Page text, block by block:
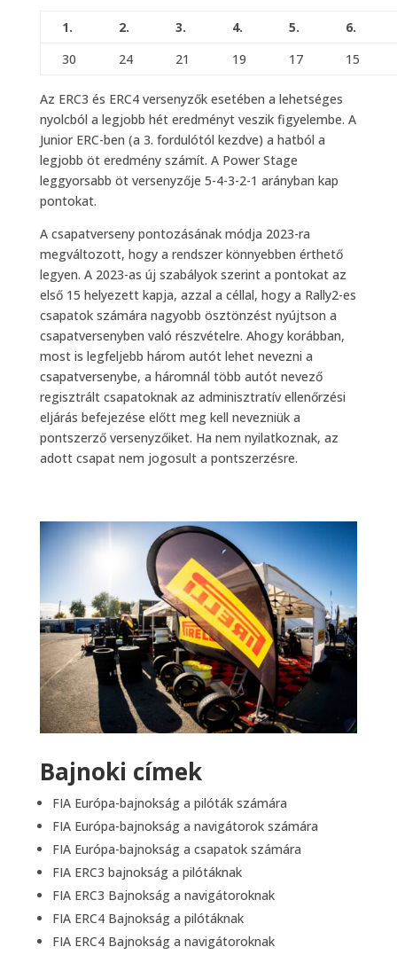
1. 2. 3. 4. 5.
6.
30
24 21 19 17 15
Az ERC3 és ERC4 versenyzők esetében a lehetséges
nyolcból a legjobb hét eredményt veszik figyelembe. A
Junior ERC-ben (a 3. fordulótól kezdve) a hatból a
legjobb öt eredmény számít. A Power Stage
leggyorsabb öt versenyzője 5-4-3-2-1 arányban kap
pontokat.
A csapatverseny pontozásának módja 2023-ra
megváltozott, hogy a rendszer könnyebben érthető
legyen. A 2023-as új szabályok szerint a pontokat az
első 15 helyezett kapja, azzal a céllal, hogy a Rally2-es
csapatok számára nagyobb ösztönzést nyújtson a
csapatversenyben való részvételre. Ahogy korábban,
most is legfeljebb három autót lehet nevezni a
csapatversenybe, a háromnál több autót nevező
regisztrált csapatoknak az adminisztratív ellenőrzési
eljárás befejezése előtt meg kell nevezniük a
pontszerző versenyzőiket. Ha nem nyilatkoznak, az
adott csapat nem jogosult a pontszerzésre.
Bajnoki címek
FIA Európa-bajnokság a pilóták számára
FIA Európa-bajnokság a navigátorok számára
FIA Európa-bajnokság a csapatok számára
FIA ERC3 bajnokság a pilótáknak
FIA ERC3 Bajnokság a navigátoroknak
FIA ERC4 Bajnokság a pilótáknak
FIA ERC4 Bajnokság a navigátoroknak